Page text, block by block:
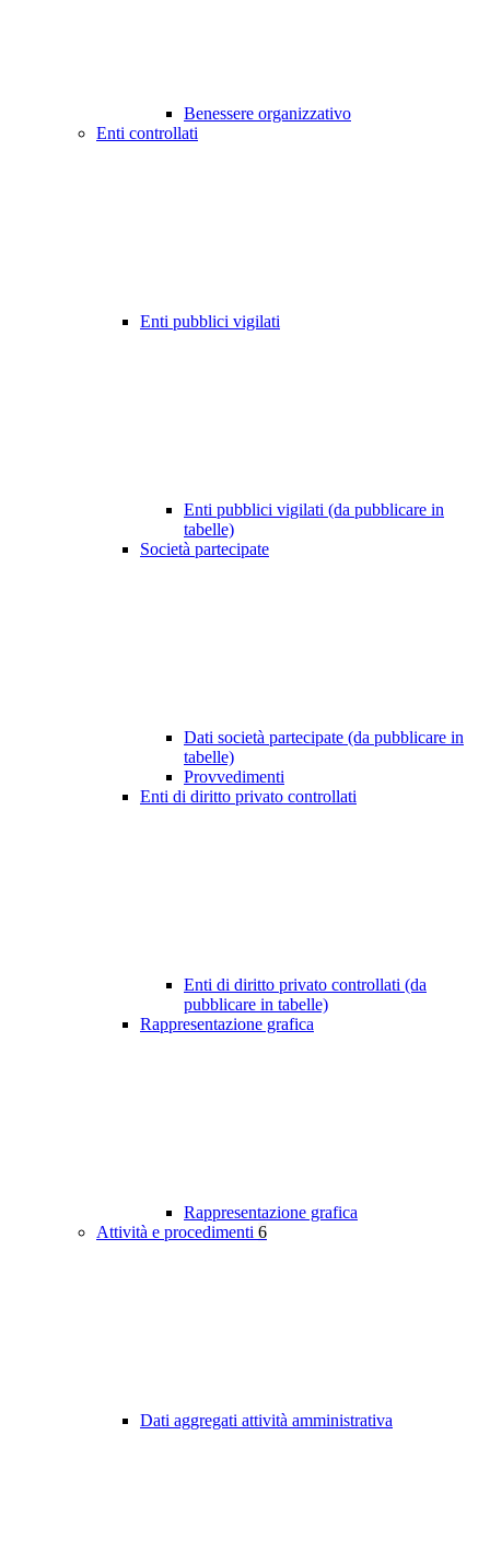
Benessere organizzativo
Enti controllati
Enti pubblici vigilati
Enti pubblici vigilati (da pubblicare in
tabelle)
Società partecipate
Dati società partecipate (da pubblicare in
tabelle)
Provvedimenti
Enti di diritto privato controllati
Enti di diritto privato controllati (da
pubblicare in tabelle)
Rappresentazione grafica
Rappresentazione grafica
Attività e procedimenti 6
Dati aggregati attività amministrativa